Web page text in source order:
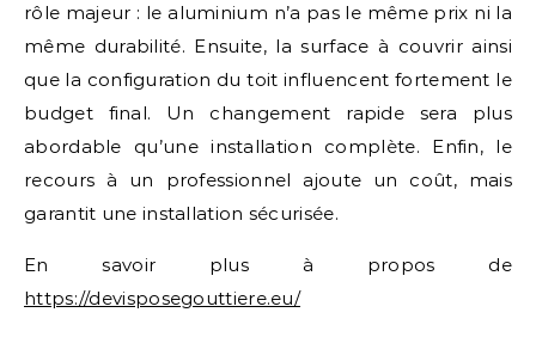
rôle majeur : le aluminium n’a pas le même prix ni la
même durabilité. Ensuite, la surface à couvrir ainsi
que la configuration du toit influencent fortement le
budget final. Un changement rapide sera plus
abordable qu’une installation complète. Enfin, le
recours à un professionnel ajoute un coût, mais
garantit une installation sécurisée.
En savoir plus à propos de
https://devisposegouttiere.eu/